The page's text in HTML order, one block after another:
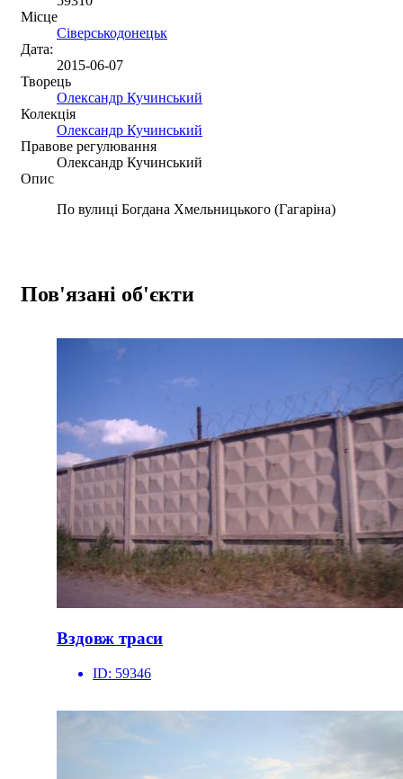
Місце
Сіверськодонецьк
Дата:
2015-06-07
Творець
Олександр Кучинський
Колекція
Олександр Кучинський
Правове регулювання
Олександр Кучинський
Опис
По вулиці Богдана Хмельницького (Гагаріна)
Пов'язані об'єкти
Вздовж траси
ID: 59346